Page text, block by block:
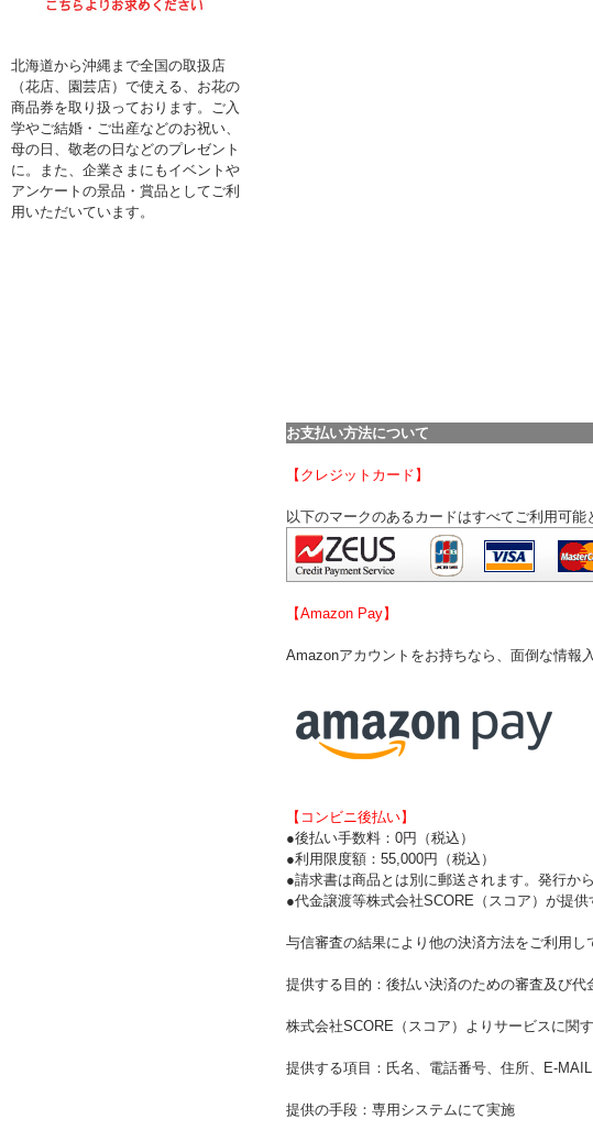
北海道から沖縄まで全国の取扱店
（花店、園芸店）で使える、お花の
商品券を取り扱っております。ご入
学やご結婚・ご出産などのお祝い、
母の日、敬老の日などのプレゼント
に。また、企業さまにもイベントや
アンケートの景品・賞品としてご利
用いただいています。
お支払い方法について
【クレジットカード】
以下のマークのあるカードはすべてご利用可能
【Amazon Pay】
Amazonアカウントをお持ちなら、面倒な情報
【コンビニ後払い】
●後払い手数料：0円（税込）
●利用限度額：55,000円（税込）
●請求書は商品とは別に郵送されます。発行か
●代金譲渡等株式会社SCORE（スコア）が提
与信審査の結果により他の決済方法をご利用し
提供する目的：後払い決済のための審査及び代
株式会社SCORE（スコア）よりサービスに関
提供する項目：氏名、電話番号、住所、
提供の手段：専用システムにて実施